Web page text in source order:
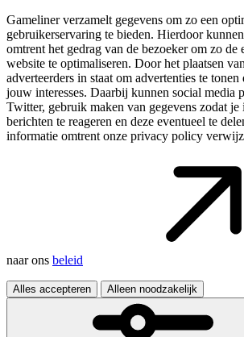
Gameliner verzamelt gegevens om zo een
gebruikerservaring te bieden. Hierdoor
omtrent het gedrag van de bezoeker om zo de
website te optimaliseren. Door het plaatsen
adverteerders in staat om advertenties te
jouw interesses. Daarbij kunnen social media
Twitter, gebruik maken van gegevens zodat je
berichten te reageren en deze eventueel te
informatie omtrent onze privacy policy
naar ons beleid
Alles accepteren Alleen noodzakelijk